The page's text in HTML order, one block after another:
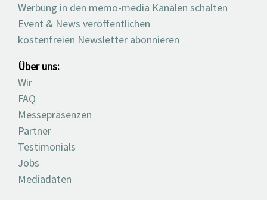
Werbung in den memo-media Kanälen schalten
Event & News veröffentlichen
kostenfreien Newsletter abonnieren
Über uns:
Wir
FAQ
Messepräsenzen
Partner
Testimonials
Jobs
Mediadaten